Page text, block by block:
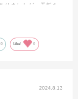
りましたが、天板を
プではなかったの
0 Like! 0
2024.8.13